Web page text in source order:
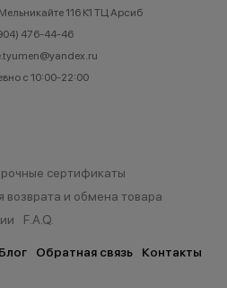
116 К1 ТЦ Арсиб
476-44-46
с 10:00-22:00
сертификаты
возврата и обмена товара
F.A.Q.
Блог Обратная связь Контакты